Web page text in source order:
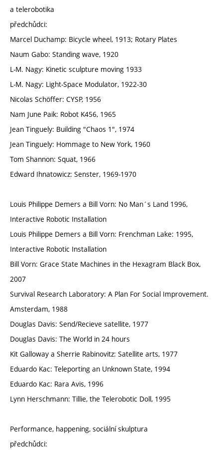
a telerobotika
předchůdci:
Marcel Duchamp: Bicycle wheel, 1913; Rotary Plates
Naum Gabo: Standing wave, 1920
L-M. Nagy: Kinetic sculpture moving 1933
L-M. Nagy: Light-Space Modulator, 1922-30
Nicolas Schöffer: CYSP, 1956
Nam June Paik: Robot K456, 1965
Jean Tinguely: Building "Chaos 1", 1974
Jean Tinguely: Hommage to New York, 1960
Tom Shannon: Squat, 1966
Edward Ihnatowicz: Senster, 1969-1970
Louis Philippe Demers a Bill Vorn: No Man´s Land 1996,
Interactive Robotic Installation
Louis Philippe Demers a Bill Vorn: Frenchman Lake: 1995,
Interactive Robotic Installation
Bill Vorn: Grace State Machines in the Hexagram Black Box,
2007
Survival Research Laboratory: A Plan For Social Improvement.
Amsterdam, 1988
Douglas Davis: Send/Recieve satellite, 1977
Douglas Davis: The World in 24 hours
Kit Galloway a Sherrie Rabinovitz: Satellite arts, 1977
Eduardo Kac: Teleporting an Unknown State, 1994
Eduardo Kac: Rara Avis, 1996
Lynn Herschmann: Tillie, the Telerobotic Doll, 1995
Performance, happening, sociální skulptura
předchůdci: